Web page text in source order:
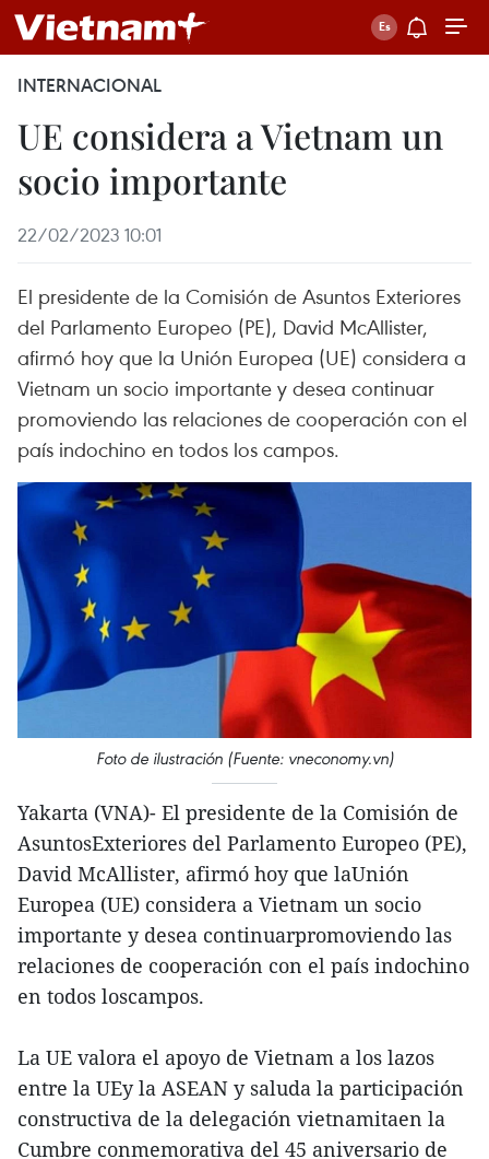
INTERNACIONAL
UE considera a Vietnam un
socio importante
22/02/2023 10:01
El presidente de la Comisión de Asuntos Exteriores
del Parlamento Europeo (PE), David McAllister,
afirmó hoy que la Unión Europea (UE) considera a
Vietnam un socio importante y desea continuar
promoviendo las relaciones de cooperación con el
país indochino en todos los campos.
Foto de ilustración (Fuente: vneconomy.vn)
Yakarta (VNA)- El presidente de la Comisión de
AsuntosExteriores del Parlamento Europeo (PE),
David McAllister, afirmó hoy que laUnión
Europea (UE) considera a Vietnam un socio
importante y desea continuarpromoviendo las
relaciones de cooperación con el país indochino
en todos loscampos.
La UE valora el apoyo de Vietnam a los lazos
entre la UEy la ASEAN y saluda la participación
constructiva de la delegación vietnamitaen la
Cumbre conmemorativa del 45 aniversario de